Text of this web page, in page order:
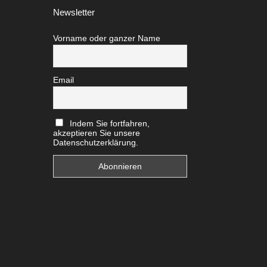
Newsletter
Vorname oder ganzer Name
Email
Indem Sie fortfahren,
akzeptieren Sie unsere
Datenschutzerklärung.